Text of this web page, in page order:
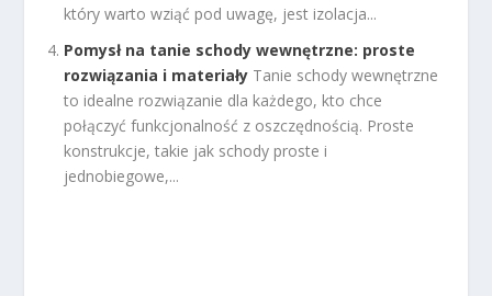
który warto wziąć pod uwagę, jest izolacja...
Pomysł na tanie schody wewnętrzne: proste
rozwiązania i materiały Tanie schody wewnętrzne
to idealne rozwiązanie dla każdego, kto chce
połączyć funkcjonalność z oszczędnością. Proste
konstrukcje, takie jak schody proste i
jednobiegowe,...